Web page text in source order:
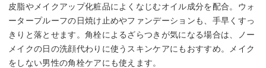
皮脂やメイクアップ化粧品によくなじむオイル成分を配合。ウォ
ータープルーフの日焼け止めやファンデーションも、手早くすっ
きりと落とせます。角栓によるざらつきが気になる場合は、ノー
メイクの日の洗顔代わりに使うスキンケアにもおすすめ。メイク
をしない男性の角栓ケアにも使えます。